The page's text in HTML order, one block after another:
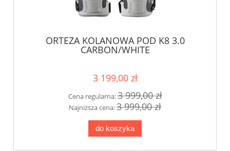
ORTEZA KOLANOWA POD K8 3.0
CARBON/WHITE
3 199,00 zł
Cena regularna:3 999,00 zł
Najniższa cena:3 999,00 zł
do koszyka